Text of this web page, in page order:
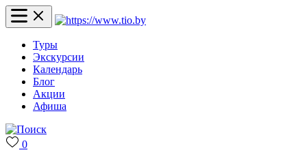
Туры
Экскурсии
Календарь
Блог
Акции
Афиша
0